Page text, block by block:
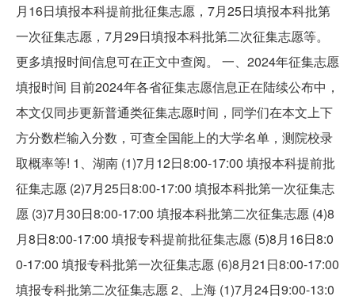
月16日填报本科提前批征集志愿，7月25日填报本科批第
一次征集志愿，7月29日填报本科批第二次征集志愿等。
更多填报时间信息可在正文中查阅。 一、2024年征集志愿
填报时间 目前2024年各省征集志愿信息正在陆续公布中，
本文仅同步更新普通类征集志愿时间，同学们在本文上下
方分数栏输入分数，可查全国能上的大学名单，测院校录
取概率等! 1、湖南 (1)7月12日8:00-17:00 填报本科提前批
征集志愿 (2)7月25日8:00-17:00 填报本科批第一次征集志
愿 (3)7月30日8:00-17:00 填报本科批第二次征集志愿 (4)8
月8日8:00-17:00 填报专科提前批征集志愿 (5)8月16日8:0
0-17:00 填报专科批第一次征集志愿 (6)8月21日8:00-17:00
填报专科批第二次征集志愿 2、上海 (1)7月24日9:00-13:0